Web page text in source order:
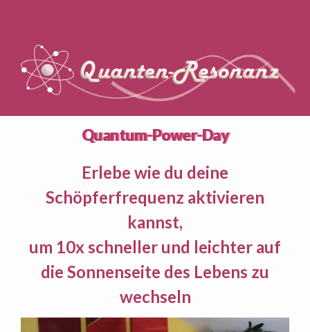
Quantum-Power-Day
Erlebe wie du deine
Schöpferfrequenz aktivieren
kannst,
um 10x schneller und leichter auf
die Sonnenseite des Lebens zu
wechseln